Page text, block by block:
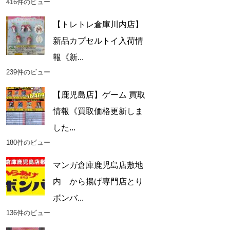
416件のビュー
【トレトレ倉庫川内店】
新品カプセルトイ入荷情
報《新...
239件のビュー
【鹿児島店】ゲーム 買取
情報《買取価格更新しま
した...
180件のビュー
マンガ倉庫鹿児島店敷地
内 から揚げ専門店とり
ボンバ...
136件のビュー